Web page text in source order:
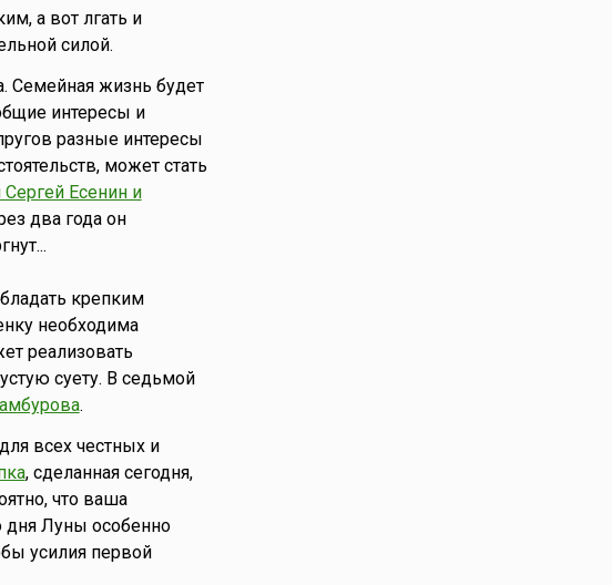
а вот лгать и
силой.
Семейная жизнь будет
интересы и
разные интересы
может стать
Есенин и
два года он
крепким
необходима
реализовать
суету. В седьмой
.
всех честных и
, сделанная сегодня,
что ваша
дня Луны особенно
усилия первой